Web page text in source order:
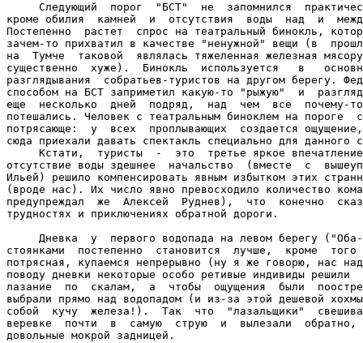
Следующий  порог  "БСТ"  не  запомнился
кроме обилия  камней  и  отсутствия  воды  над  и
Постепенно  растет  спрос на театральный бинокль,
зачем-то прихватил в качестве "ненужной" вещи (в
на  Тумче  таковой  являлась тяжеленная железная
существенно  хуже).  Бинокль  используется   в
разглядывания  собратьев-туристов на другом берегу.
способом на БСТ заприметил какую-то "рыжую"  и
еще  несколько  дней  подряд,  над  чем  все  почему-
потешались. Человек с театральным биноклем на пороге
потрясающе:  у  всех  проплывающих  создается
сюда приехали давать спектакль специально для данного
Кстати,  туристы  -  это  третье яркое
отсутствие воды здешнее  начальство  (вместе  с
Ильей) решило компенсировать явным избытком этих
(вроде нас). Их число явно превосходило количество
предупреждал  же  Алексей  Руднев),  что  конечно
трудностях и приключениях обратной дороги.
Дневка  у  первого водопада на левом берегу
стоянками  постепенно  становится  лучше,  кроме
потрясная, купаемся непрерывно (ну я же говорю, нас
поводу дневки некоторые особо ретивые индивиды решили
лазание  по  скалам,  а  чтобы  ощущения  были
выбрали прямо над водопадом (и из-за этой дешевой
собой  кучу  железа!).  Так  что  "лазальщики"
веревке  почти  в  самую  струю  и  вылезали  обратно,
довольные мокрой задницей.